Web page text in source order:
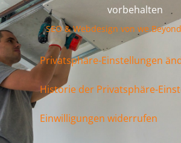
vorbehalten
SEO & Webdesign von
Privatsphäre-Einstellungen
Historie der Privatsphäre-
Einwilligungen widerrufen